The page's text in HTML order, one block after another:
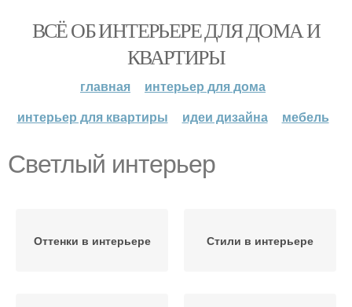
ВСЁ ОБ ИНТЕРЬЕРЕ ДЛЯ ДОМА И
КВАРТИРЫ
главная
интерьер для дома
интерьер для квартиры
идеи дизайна мебель
Cветлый интерьер
Оттенки в интерьере Стили в интерьере